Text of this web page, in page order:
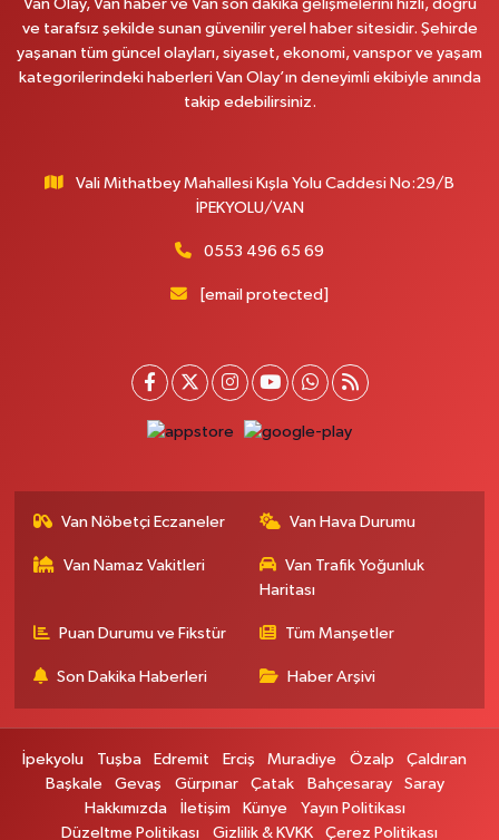
0 (530) 442 24 65 Yol Tarifi Al
Yiğit Eczanesi
SERHAT MAHALLESİ CUMHURİYET BULVARI VAN AVM YANI NO:137
ECIVILCOCUKMAGAZASIKARSISI
0 (542) 384 45 20 Yol Tarifi Al
HALK EĞİTİM MERKEZİ KARŞ.NO:1C
0 (537) 031 18 82 Yol Tarifi Al
0 (432) 412 23 33 Yol Tarifi Al
ŞEHİT JANDARMA BİNBAŞI CESUR MAH. VALİ MÜNİR KARALOĞLU
CADDESİ NO:18
Yol Tarifi Al
Van Olay, Van haber ve Van son dakika gelişmelerini hızlı, doğru
ve tarafsız şekilde sunan güvenilir yerel haber sitesidir. Şehirde
yaşanan tüm güncel olayları, siyaset, ekonomi, vanspor ve yaşam
kategorilerindeki haberleri Van Olay’ın deneyimli ekibiyle anında
takip edebilirsiniz.
Vali Mithatbey Mahallesi Kışla Yolu Caddesi No:29/B
İPEKYOLU/VAN
0553 496 65 69
[email protected]
Van Nöbetçi Eczaneler Van Hava Durumu
Van Namaz Vakitleri
Van Trafik Yoğunluk
Haritası
Puan Durumu ve Fikstür Tüm Manşetler
Son Dakika Haberleri Haber Arşivi
İpekyolu Tuşba Edremit Erciş Muradiye Özalp
Çaldıran
Başkale
Gevaş Gürpınar Çatak Bahçesaray
Saray
Hakkımızda
İletişim Künye
Yayın Politikası
Düzeltme Politikası
Gizlilik & KVKK Çerez Politikası